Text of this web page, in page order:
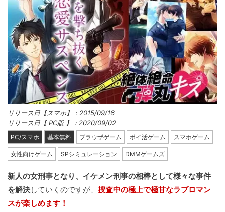
リリース日【スマホ】：2015/09/16
リリース日【 PC版 】：2020/09/02
PC/スマホ 基本無料 ブラウザゲーム ポイ活ゲーム スマホゲーム
女性向けゲーム SPシミュレーション DMMゲームズ
新人の女刑事となり、イケメン刑事の相棒として様々な事件
を解決していくのですが、 捜査中の極上で極甘なラブロマン
スが楽しめます！